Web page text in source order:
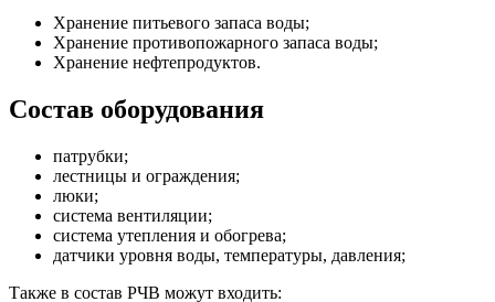
Хранение питьевого запаса воды;
Хранение противопожарного запаса воды;
Хранение нефтепродуктов.
Состав оборудования
патрубки;
лестницы и ограждения;
люки;
система вентиляции;
система утепления и обогрева;
датчики уровня воды, температуры, давления;
Также в состав РЧВ можут входить: